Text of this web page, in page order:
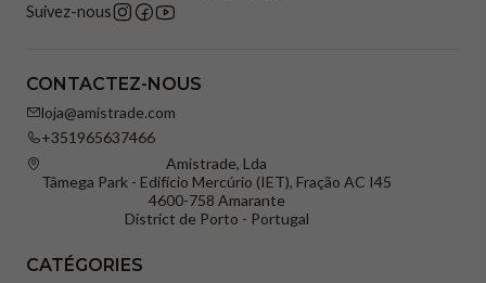
Suivez-nous
CONTACTEZ-NOUS
loja@amistrade.com
+351965637466
Amistrade, Lda
Tâmega Park - Edifício Mercúrio (IET), Fração AC I45
4600-758 Amarante
District de Porto - Portugal
CATÉGORIES